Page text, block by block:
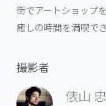
街でアートショップ
癒しの時間を満喫でき
撮影者
俵山 忠